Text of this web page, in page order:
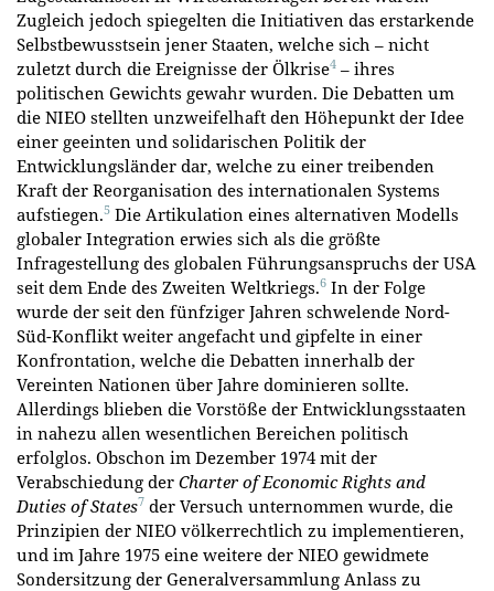
Zugleich jedoch spiegelten die Initiativen das erstarkende
Selbstbewusstsein jener Staaten, welche sich – nicht
zuletzt durch die Ereignisse der Ölkrise4 – ihres
politischen Gewichts gewahr wurden. Die Debatten um
die NIEO stellten unzweifelhaft den Höhepunkt der Idee
einer geeinten und solidarischen Politik der
Entwicklungsländer dar, welche zu einer treibenden
Kraft der Reorganisation des internationalen Systems
aufstiegen.5 Die Artikulation eines alternativen Modells
globaler Integration erwies sich als die größte
Infragestellung des globalen Führungsanspruchs der USA
seit dem Ende des Zweiten Weltkriegs.6 In der Folge
wurde der seit den fünfziger Jahren schwelende Nord-
Süd-Konflikt weiter angefacht und gipfelte in einer
Konfrontation, welche die Debatten innerhalb der
Vereinten Nationen über Jahre dominieren sollte.
Allerdings blieben die Vorstöße der Entwicklungsstaaten
in nahezu allen wesentlichen Bereichen politisch
erfolglos. Obschon im Dezember 1974 mit der
Verabschiedung der Charter of Economic Rights and
Duties of States7 der Versuch unternommen wurde, die
Prinzipien der NIEO völkerrechtlich zu implementieren,
und im Jahre 1975 eine weitere der NIEO gewidmete
Sondersitzung der Generalversammlung Anlass zu